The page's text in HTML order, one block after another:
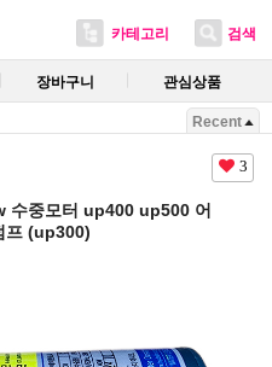
카테고리 검색
장바구니 관심상품
Recent
3
수중모터 up400 up500 어
프 (up300)